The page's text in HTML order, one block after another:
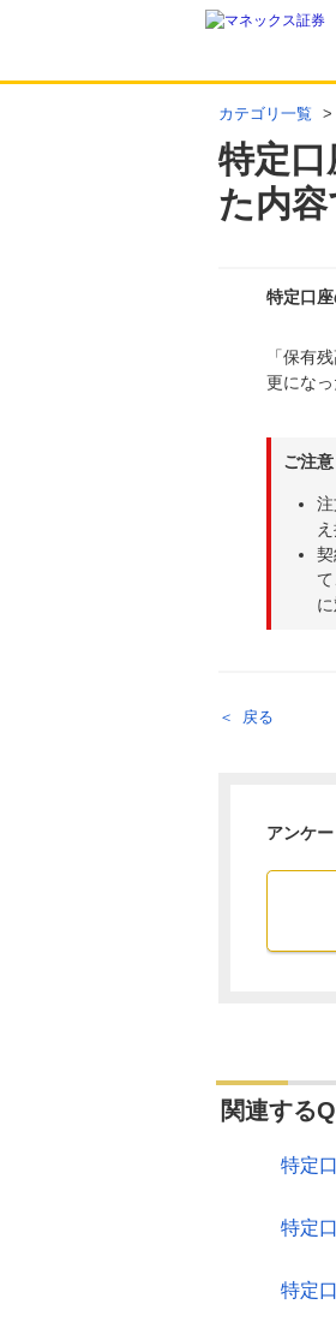
カテゴリ一覧 >
特定
た内
特定口
回答
「保有
更にな
ご注意
戻る
アンケ
関連する
特定
特定
特定